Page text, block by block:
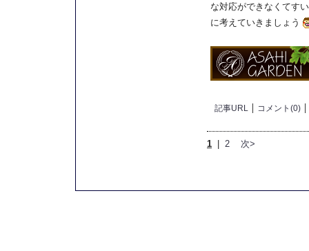
な対応ができなくてす
に考えていきましょう
記事URL コメント(0)
1 2 次>